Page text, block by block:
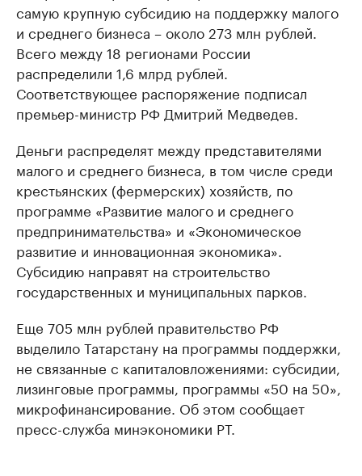
самую крупную субсидию на поддержку малого
и среднего бизнеса – около 273 млн рублей.
Всего между 18 регионами России
распределили 1,6 млрд рублей.
Соответствующее распоряжение подписал
премьер-министр РФ Дмитрий Медведев.
Деньги распределят между представителями
малого и среднего бизнеса, в том числе среди
крестьянских (фермерских) хозяйств, по
программе «Развитие малого и среднего
предпринимательства» и «Экономическое
развитие и инновационная экономика».
Субсидию направят на строительство
государственных и муниципальных парков.
Еще 705 млн рублей правительство РФ
выделило Татарстану на программы поддержки,
не связанные с капиталовложениями: субсидии,
лизинговые программы, программы «50 на 50»,
микрофинансирование. Об этом сообщает
пресс-служба минэкономики РТ.